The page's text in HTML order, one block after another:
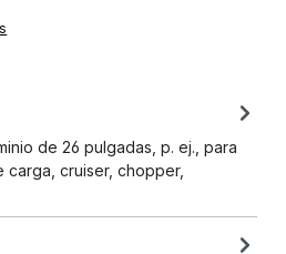
de 26 pulgadas, p. ej., para
carga, cruiser, chopper,